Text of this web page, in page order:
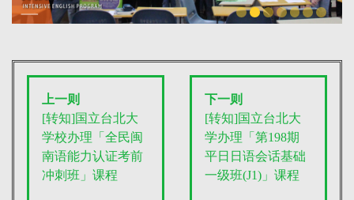
上一则
[转知]国立台北大
学校办理「全民闽
南语能力认证考前
冲刺班」课程
下一则
[转知]国立台北大
学办理「第198期
平日日语会话基础
一级班(J1)」课程